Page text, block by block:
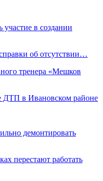
участие в создании
об отсутствии…
тренера «Мешков
ДТП в Ивановском районе
демонтировать
перестают работать